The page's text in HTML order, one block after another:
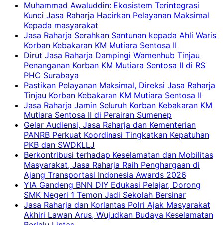
Muhammad Awaluddin: Ekosistem Terintegrasi
Kunci Jasa Raharja Hadirkan Pelayanan Maksimal
Kepada masyarakat
Jasa Raharja Serahkan Santunan kepada Ahli Waris
Korban Kebakaran KM Mutiara Sentosa II
Dirut Jasa Raharja Dampingi Wamenhub Tinjau
Penanganan Korban KM Mutiara Sentosa II di RS
PHC Surabaya
Pastikan Pelayanan Maksimal, Direksi Jasa Raharja
Tinjau Korban Kebakaran KM Mutiara Sentosa II
Jasa Raharja Jamin Seluruh Korban Kebakaran KM
Mutiara Sentosa II di Perairan Sumenep
Gelar Audiensi, Jasa Raharja dan Kementerian
PANRB Perkuat Koordinasi Tingkatkan Kepatuhan
PKB dan SWDKLLJ
Berkontribusi terhadap Keselamatan dan Mobilitas
Masyarakat, Jasa Raharja Raih Penghargaan di
Ajang Transportasi Indonesia Awards 2026
YIA Gandeng BNN DIY Edukasi Pelajar, Dorong
SMK Negeri 1 Temon Jadi Sekolah Bersinar
Jasa Raharja dan Korlantas Polri Ajak Masyarakat
Akhiri Lawan Arus, Wujudkan Budaya Keselamatan